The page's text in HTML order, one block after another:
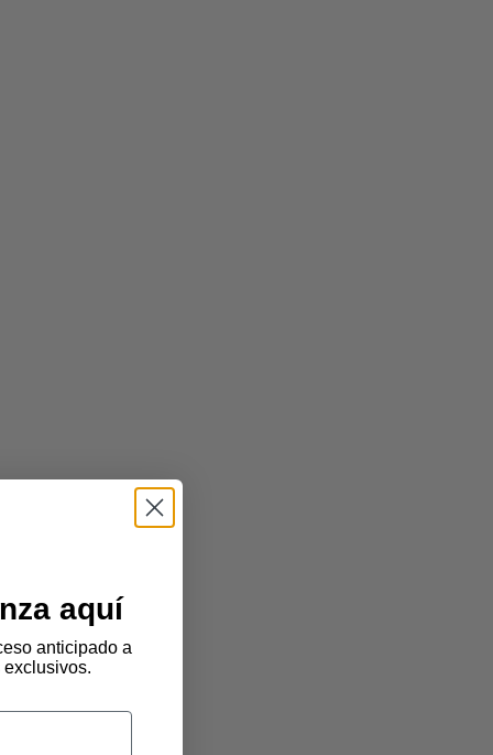
aquí
anticipado a
exclusivos.